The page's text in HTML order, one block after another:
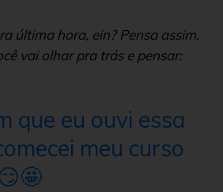
última hora, ein? Pensa assim,
vai olhar pra trás e pensar:
que eu ouvi essa
meu curso